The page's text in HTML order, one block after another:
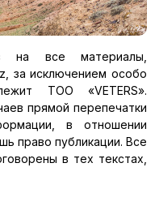
на все материалы,
за исключением особо
ТОО «VETERS».
прямой перепечатки
в отношении
право публикации. Все
в тех текстах,